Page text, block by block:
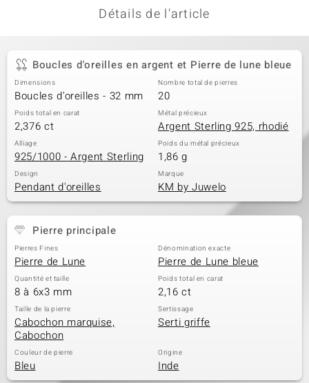
Détails de l'article
Boucles d'oreilles en argent et Pierre de lune bleue
Dimensions
Boucles d'oreilles - 32 mm
Nombre total de pierres
20
Poids total en carat
2,376 ct
Métal précieux
Argent Sterling 925, rhodié
Alliage
925/1000 - Argent Sterling
Poids du métal précieux
1,86 g
Design
Pendant d'oreilles
Marque
KM by Juwelo
Pierre principale
Pierres Fines
Pierre de Lune
Dénomination exacte
Pierre de Lune bleue
Quantité et taille
8 à 6x3 mm
Poids total en carat
2,16 ct
Taille de la pierre
Cabochon marquise,
Cabochon
Sertissage
Serti griffe
Couleur de pierre
Bleu
Origine
Inde